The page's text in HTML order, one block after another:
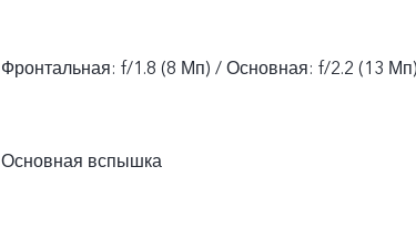
Фронтальная: f/1.8 (8 Мп) / Основная: f/2.2 (13
Основная вспышка